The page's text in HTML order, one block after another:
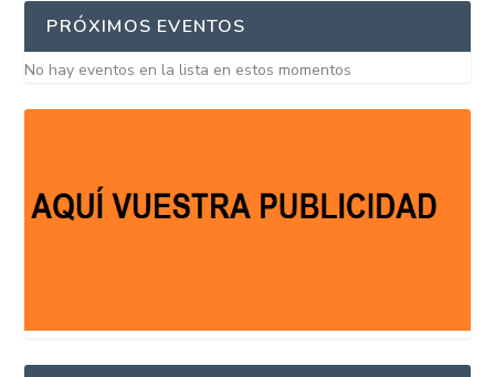
PRÓXIMOS EVENTOS
No hay eventos en la lista en estos momentos